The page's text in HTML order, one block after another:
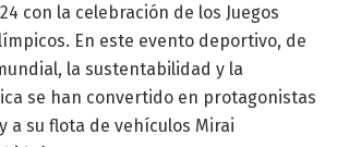
con la celebración de los Juegos
En este evento deportivo, de
la sustentabilidad y la
se han convertido en protagonistas
a su flota de vehículos Mirai